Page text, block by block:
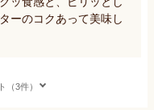
ーのコクあって美味し
（3件）